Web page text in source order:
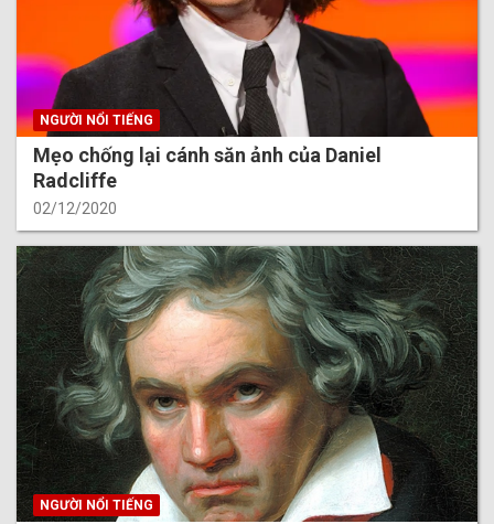
NGƯỜI NỔI TIẾNG
Mẹo chống lại cánh săn ảnh của Daniel
Radcliffe
02/12/2020
NGƯỜI NỔI TIẾNG